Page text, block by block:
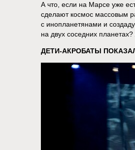
А что, если на Марсе уже
сделают космос массовым
с инопланетянами и
на двух соседних
ДЕТИ-АКРОБАТЫ